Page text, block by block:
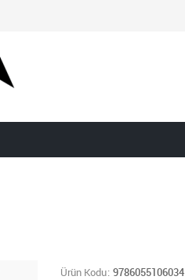
Ürün Kodu 9786055106034